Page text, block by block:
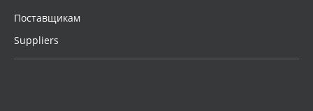
Поставщикам
Suppliers